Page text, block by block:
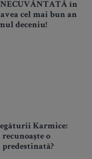
în
avea cel mai bun an
deceniu!
Karmice:
o